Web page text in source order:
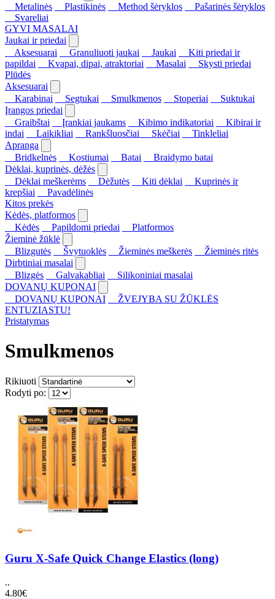
Metalinės
Plastikinės Method šėryklos
Pašarinės šėryklos
Svareliai
GYVI MASALAI
Jaukai ir priedai
Aksesuarai
Granuliuoti jaukai Jaukai
Kiti priedai ir
papildai
Kvapai, dipai, atraktoriai Masalai
Skysti priedai
Plūdės
Aksesuarai
Karabinai
Segtukai Smulkmenos Stoperiai
Suktukai
Įrangos priedai
Graibštai
Įrankiai jaukams Kibimo indikatoriai
Kibirai ir
indai
Laikikliai Rankšluosčiai Skėčiai
Tinkleliai
Apranga
Bridkelnės
Kostiumai Batai
Braidymo batai
Dėklai, kuprinės, dėžės
Dėklai meškerėms
Dėžutės Kiti dėklai
Kuprinės ir
krepšiai
Pavadėlinės
Kitos prekės
Kėdės, platformos
Kėdės
Papildomi priedai
Platformos
Žieminė žūklė
Blizgutės
Švytuoklės Žieminės meškerės
Žieminės ritės
Dirbtiniai masalai
Blizgės
Galvakabliai
Silikoniniai masalai
DOVANŲ KUPONAI
DOVANŲ KUPONAI
ŽVEJYBA SU ŽŪKLĖS
ENTUZIASTU!
Pristatymas
Smulkmenos
Rikiuoti
Rodyti po:
Guru X-Safe Quick Change Elastics (long)
..
4.80€